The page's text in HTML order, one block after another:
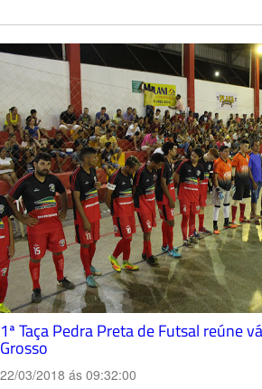
1ª Taça Pedra Preta de Futsal reúne
Grosso
22/03/2018 ás 09:32:00